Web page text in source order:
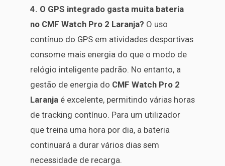
4. O GPS integrado gasta muita bateria
no CMF Watch Pro 2 Laranja? O uso
contínuo do GPS em atividades desportivas
consome mais energia do que o modo de
relógio inteligente padrão. No entanto, a
gestão de energia do CMF Watch Pro 2
Laranja é excelente, permitindo várias horas
de tracking contínuo. Para um utilizador
que treina uma hora por dia, a bateria
continuará a durar vários dias sem
necessidade de recarga.